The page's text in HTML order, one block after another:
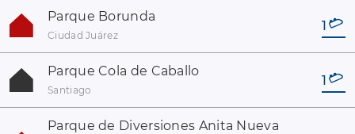
Parque Borunda
Ciudad Juárez
1
Parque Cola de Caballo
Santiago
1
Parque de Diversiones Anita Nueva